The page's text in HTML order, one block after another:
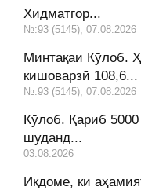
Хидматгор...
№:93 (5145), 07.08.2026
Минтақаи Кӯлоб.
кишоварзӣ 108,6...
№:93 (5145), 07.08.2026
Кӯлоб. Қариб
шуданд...
03.08.2026
Иқдоме, ки